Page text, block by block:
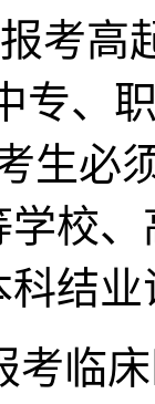
考高
专、
生必
学校
结
考临